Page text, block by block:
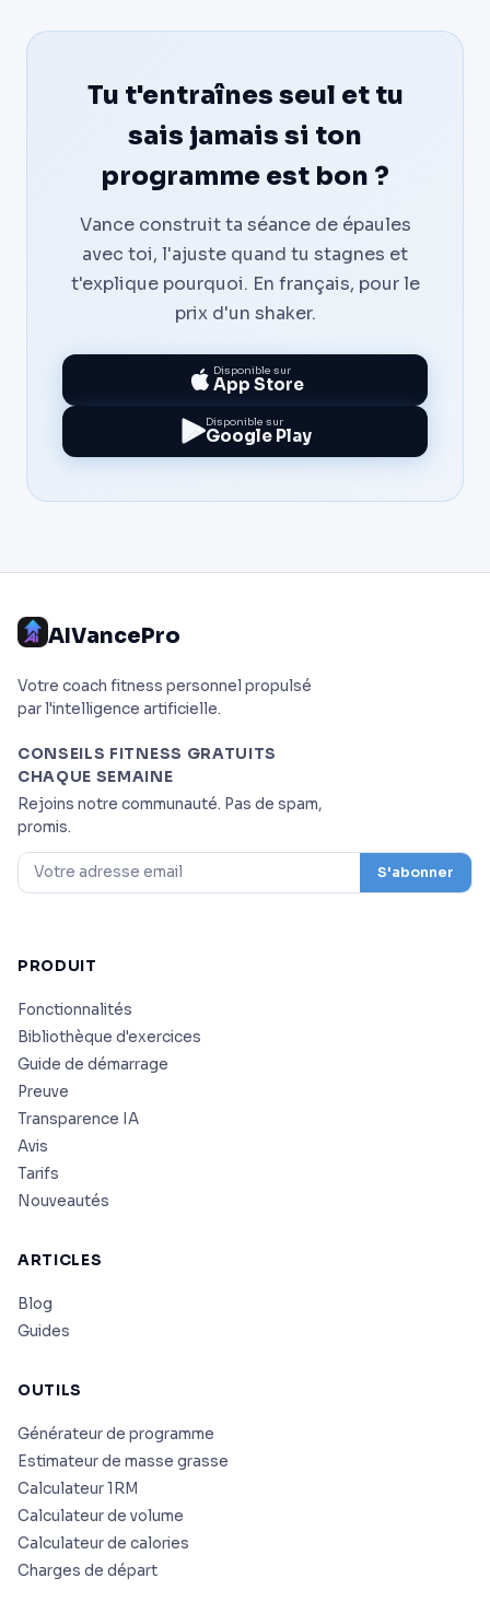
Tu t'entraînes seul et tu
sais jamais si ton
programme est bon ?
Vance construit ta séance de épaules
avec toi, l'ajuste quand tu stagnes et
t'explique pourquoi. En français, pour le
prix d'un shaker.
Disponible sur
App Store
Disponible sur
Google Play
AIVancePro
Votre coach fitness personnel propulsé
par l'intelligence artificielle.
CONSEILS FITNESS GRATUITS
CHAQUE SEMAINE
Rejoins notre communauté. Pas de spam,
promis.
S'abonner
PRODUIT
Fonctionnalités
Bibliothèque d'exercices
Guide de démarrage
Preuve
Transparence IA
Avis
Tarifs
Nouveautés
ARTICLES
Blog
Guides
OUTILS
Générateur de programme
Estimateur de masse grasse
Calculateur 1RM
Calculateur de volume
Calculateur de calories
Charges de départ